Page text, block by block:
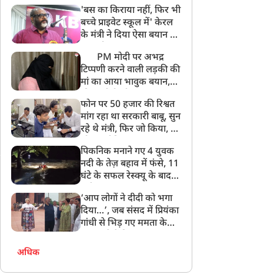
'बस का किराया नहीं, फिर भी
बच्चे प्राइवेट स्कूल में' केरल
के मंत्री ने दिया ऐसा बयान की
PM मोदी पर अभद्र
टिप्पणी करने वाली लड़की की
मां का आया भावुक बयान,
बेटी को गोद लें प्रधानमंत्री
फोन पर 50 हजार की रिश्वत
मांग रहा था सरकारी बाबू, सुन
रहे थे मंत्री, फिर जो किया, वो
पिकनिक मनाने गए 4 युवक
नदी के तेज़ बहाव में फंसे, 11
घंटे के सफल रेस्क्यू के बाद
‘आप लोगों ने दीदी को भगा
दिया…’, जब संसद में प्रियंका
गांधी से भिड़ गए ममता के
अधिक